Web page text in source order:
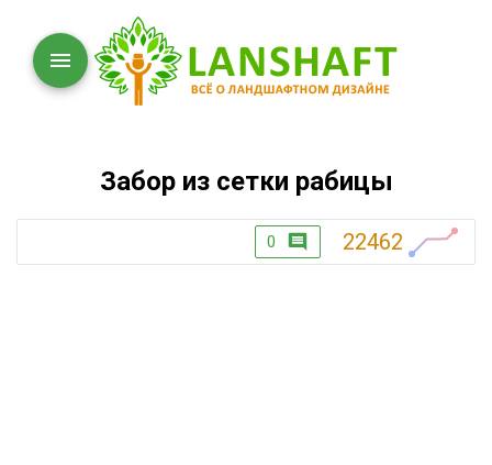
Забор из сетки рабицы
0 22462